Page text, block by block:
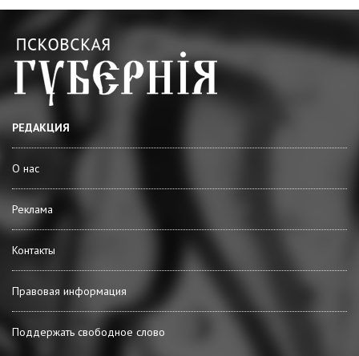
РЕДАКЦИЯ
О нас
Реклама
Контакты
Правовая информация
Поддержать свободное слово